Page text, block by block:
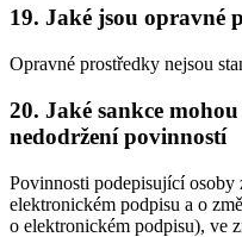
19. Jaké jsou opravné
Opravné prostředky nejsou
20. Jaké sankce
nedodržení povinností
Povinnosti podepisující osoby
elektronickém podpisu a o
o elektronickém podpisu), ve